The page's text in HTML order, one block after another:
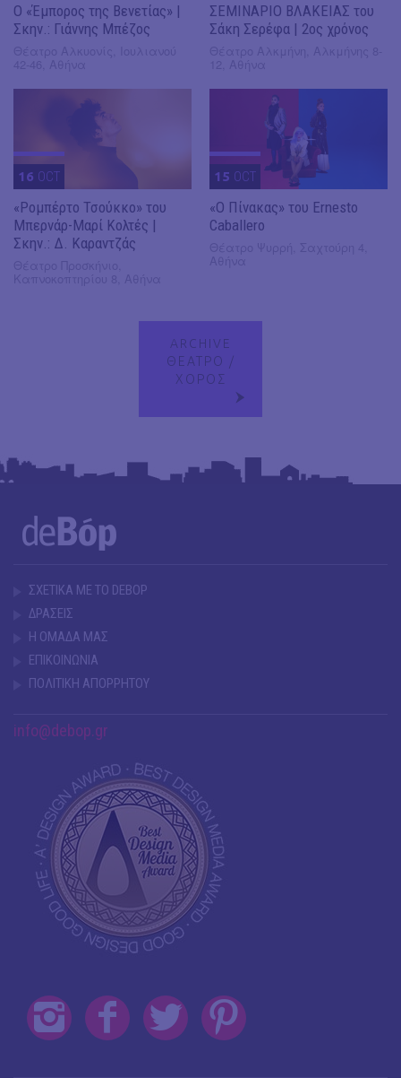
Ο «Έμπορος της Βενετίας» |
Σκην.: Γιάννης Μπέζος
ΣΕΜΙΝΑΡΙΟ ΒΛΑΚΕΙΑΣ του
Σάκη Σερέφα | 2ος χρόνος
16 OCT
«Ρομπέρτο Τσούκκο» του
Μπερνάρ-Μαρί Κολτές |
Σκην.: Δ. Καραντζάς
15 OCT
«Ο Πίνακας» του Ernesto
Caballero
ARCHIVE
ΘΕΑΤΡΟ /
ΧΟΡΟΣ
ΣΧΕΤΙΚΑ ΜΕ ΤΟ DEBOP
ΔΡΑΣΕΙΣ
Η ΟΜΑΔΑ ΜΑΣ
ΕΠΙΚΟΙΝΩΝΙΑ
ΠΟΛΙΤΙΚΗ ΑΠΟΡΡΗΤΟΥ
info@debop.gr